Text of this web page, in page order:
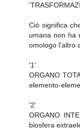
Ciò significa
umana non ha
omologo l'altro
'1'
ORGANO
elemento-
'2'
ORGANO
biosfera